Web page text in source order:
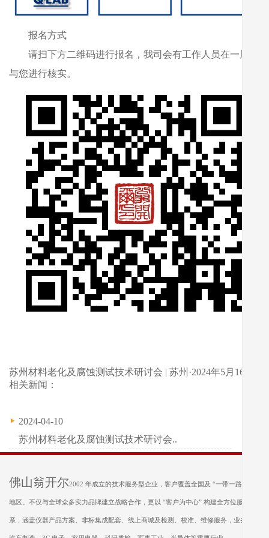
报名方式
请扫下方二维码进行报名， 我司会有工作人员在一周内
与您进行核实。
苏州材料老化及腐蚀测试技术研讨会 | 苏州·2024年5月16日
相关新闻：
2024-04-10
苏州材料老化及腐蚀测试技术研讨会..
佛山翁开尔2002 年成立的技术服务型企业，客户覆盖全国及 “一带一路” 沿线
地区。不仅与全球众多实力品牌建立战略合作，更以 “客户为中心” 构建全方位服务体
系，涵盖仪器产品方案、非标集成配套、线上商城及检测、校准、维修服务，业务遍及